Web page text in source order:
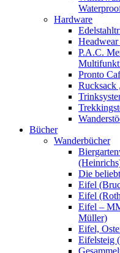
Hardware
P.A.C.
Pronto
Rucksack
Bücher
Wanderbücher
Die
Eifel
Eifel
Eifel –
Müller)
Eifel,
Eifelsteig